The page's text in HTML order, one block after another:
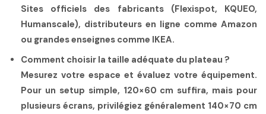
Sites officiels des fabricants (Flexispot, KQUEO,
Humanscale), distributeurs en ligne comme Amazon
ou grandes enseignes comme IKEA.
Comment choisir la taille adéquate du plateau ?
Mesurez votre espace et évaluez votre équipement.
Pour un setup simple, 120×60 cm suffira, mais pour
plusieurs écrans, privilégiez généralement 140×70 cm